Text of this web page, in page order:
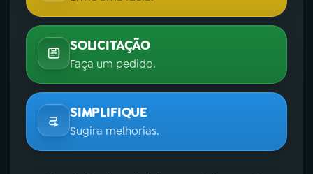
SOLICITAÇÃO
Faça um pedido.
SIMPLIFIQUE
Sugira melhorias.